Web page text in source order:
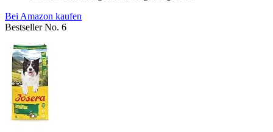
Bei Amazon kaufen
Bestseller No. 6